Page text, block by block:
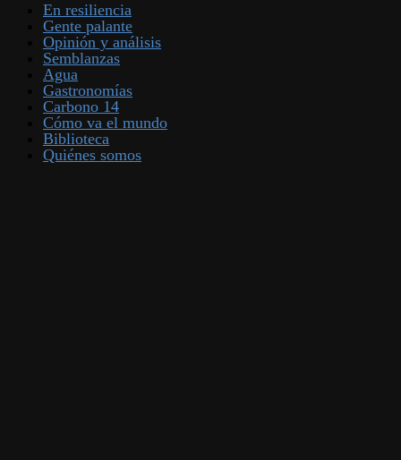
En resiliencia
Gente palante
Opinión y análisis
Semblanzas
Agua
Gastronomías
Carbono 14
Cómo va el mundo
Biblioteca
Quiénes somos